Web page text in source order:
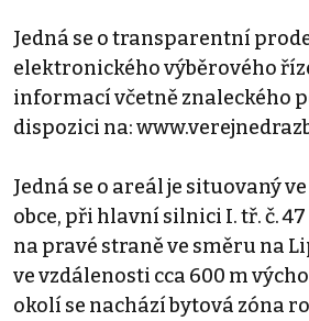
Jedná se o transparentní
elektronického výběrového
informací včetně znaleckého
dispozici na:
Jedná se o areál je situovaný
obce, při hlavní silnici I. tř. č.
na pravé straně ve směru na
ve vzdálenosti cca 600 m
okolí se nachází bytová zóna